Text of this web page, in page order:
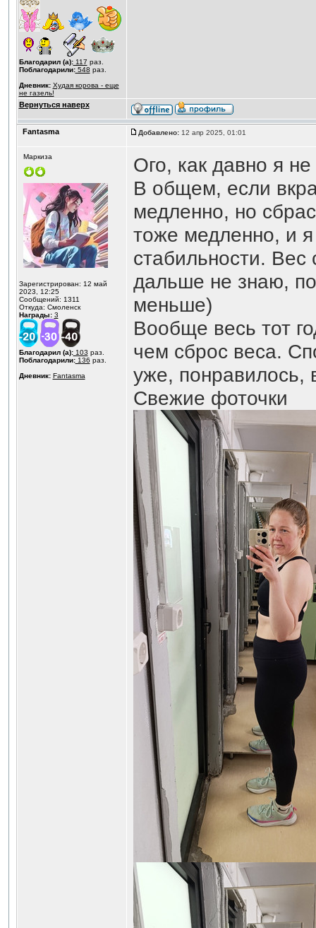
Благодарил (а):117 раз.
Поблагодарили:548 раз.
Дневник: Худая корова - еще
не газель!
Вернуться наверх
Fantasma Добавлено:12 апр 2025, 01:01
Маркиза
Зарегистрирован: 12 май
2023, 12:25
Сообщений: 1311
Откуда: Смоленск
Награды: 3
Благодарил (а):103 раз.
Поблагодарили:136 раз.
Дневник: Fantasma
Ого, как давно я
В общем, если
медленно, но
тоже медленно, и
стабильности. Вес
дальше не знаю,
меньше)
Вообще весь тот
чем сброс веса.
уже, понравилось,
Свежие фоточки